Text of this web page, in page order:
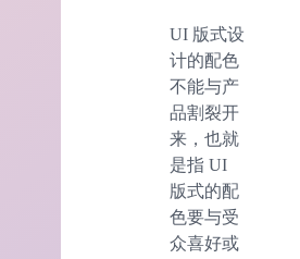
UI 版式设
计的配色
不能与产
品割裂开
来，也就
是指 UI
版式的配
色要与受
众喜好或